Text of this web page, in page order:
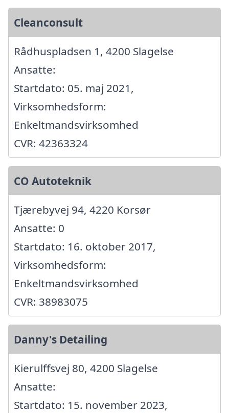
Cleanconsult
Rådhuspladsen 1, 4200 Slagelse
Ansatte:
Startdato: 05. maj 2021,
Virksomhedsform:
Enkeltmandsvirksomhed
CVR: 42363324
CO Autoteknik
Tjærebyvej 94, 4220 Korsør
Ansatte: 0
Startdato: 16. oktober 2017,
Virksomhedsform:
Enkeltmandsvirksomhed
CVR: 38983075
Danny's Detailing
Kierulffsvej 80, 4200 Slagelse
Ansatte:
Startdato: 15. november 2023,